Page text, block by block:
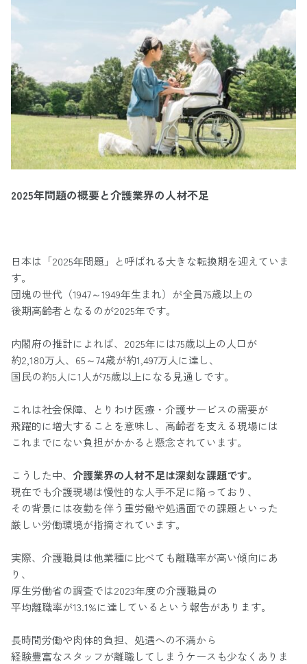
2025年問題の概要と介護業界の人材不足
日本は「2025年問題」と呼ばれる大きな転換期を迎えていま
す。
団塊の世代（1947～1949年生まれ）が全員75歳以上の
後期高齢者となるのが2025年です。
内閣府の推計によれば、2025年には75歳以上の人口が
約2,180万人、65～74歳が約1,497万人に達し、
国民の約5人に1人が75歳以上になる見通しです。
これは社会保障、とりわけ医療・介護サービスの需要が
飛躍的に増大することを意味し、高齢者を支える現場には
これまでにない負担がかかると懸念されています。
こうした中、 介護業界の人材不足は深刻な課題です。
現在でも介護現場は慢性的な人手不足に陥っており、
その背景には夜勤を伴う重労働や処遇面での課題といった
厳しい労働環境が指摘されています。
実際、介護職員は他業種に比べても離職率が高い傾向にあ
り、
厚生労働省の調査では2023年度の介護職員の
平均離職率が13.1%に達しているという報告があります。
長時間労働や肉体的負担、処遇への不満から
経験豊富なスタッフが離職してしまうケースも少なくありま